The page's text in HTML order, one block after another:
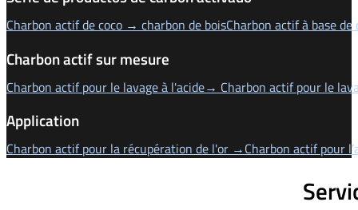
Charbon actif de coco → charbon de boisCharbon actif à base
Charbon actif sur mesure
Charbon actif pour le lavage à l'acide→ Charbon actif pour le
Application
Charbon actif pour la récupération de l'or →Charbon actif pour